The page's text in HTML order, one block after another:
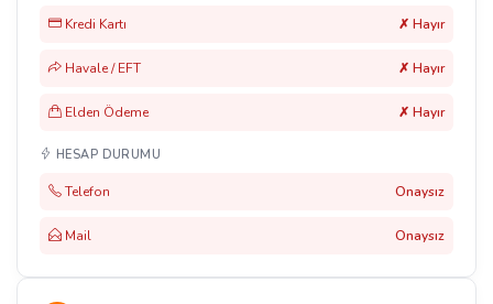
Kredi Kartı ✗ Hayır
Havale / EFT ✗ Hayır
Elden Ödeme ✗ Hayır
HESAP DURUMU
Telefon Onaysız
Mail Onaysız